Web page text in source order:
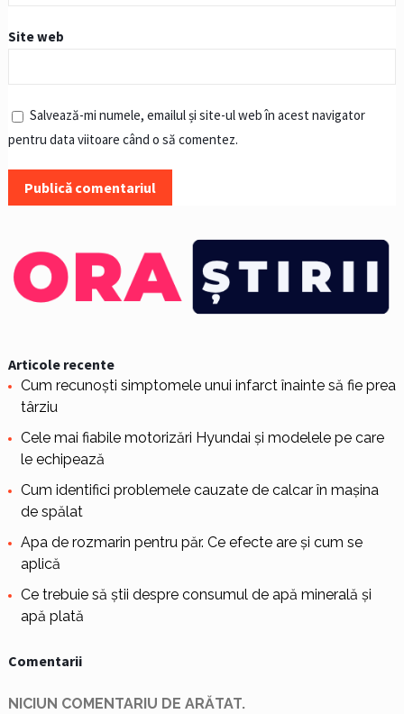
Site web
Salvează-mi numele, emailul și site-ul web în acest navigator
pentru data viitoare când o să comentez.
Articole recente
Cum recunoști simptomele unui infarct înainte să fie prea
târziu
Cele mai fiabile motorizări Hyundai și modelele pe care
le echipează
Cum identifici problemele cauzate de calcar în mașina
de spălat
Apa de rozmarin pentru păr. Ce efecte are și cum se
aplică
Ce trebuie să știi despre consumul de apă minerală și
apă plată
Comentarii
NICIUN COMENTARIU DE ARĂTAT.